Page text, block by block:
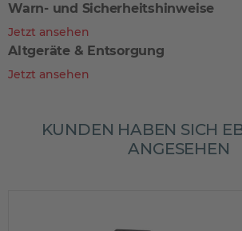
Warn- und Sicherheitshinweise
Jetzt ansehen
Altgeräte & Entsorgung
Jetzt ansehen
KUNDEN HABEN SICH
ANGESEHEN